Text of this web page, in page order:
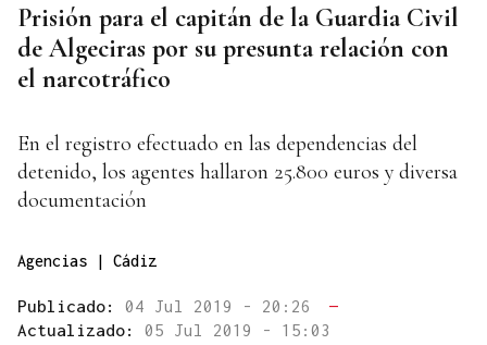
Prisión para el capitán de la Guardia Civil
de Algeciras por su presunta relación con
el narcotráfico
En el registro efectuado en las dependencias del
detenido, los agentes hallaron 25.800 euros y diversa
documentación
Agencias | Cádiz
Publicado: 04 Jul 2019 - 20:26
—
Actualizado: 05 Jul 2019 - 15:03